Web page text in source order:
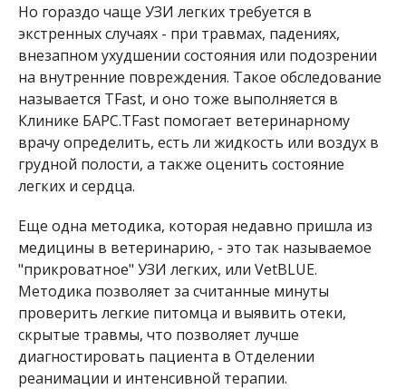
Но гораздо чаще УЗИ легких требуется в
экстренных случаях - при травмах, падениях,
внезапном ухудшении состояния или подозрении
на внутренние повреждения. Такое обследование
называется TFast, и оно тоже выполняется в
Клинике БАРС.TFast помогает ветеринарному
врачу определить, есть ли жидкость или воздух в
грудной полости, а также оценить состояние
легких и сердца.
Еще одна методика, которая недавно пришла из
медицины в ветеринарию, - это так называемое
"прикроватное" УЗИ легких, или VetBLUE.
Методика позволяет за считанные минуты
проверить легкие питомца и выявить отеки,
скрытые травмы, что позволяет лучше
диагностировать пациента в Отделении
реанимации и интенсивной терапии.